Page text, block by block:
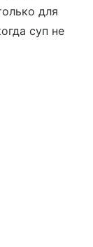
для
суп не